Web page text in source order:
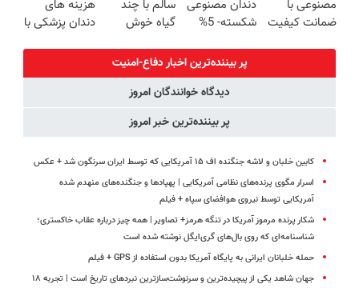
انقلاب
مصنوعی با
ضمانت کیفیت
دندان مصنوعی
شکسته- 5%
سالم با چند
گیاه خوش
هزینه های
دندان پزشکی با
پر بیننده‌ترین اخبار دفاع-امنیت
دیدگاه خوانندگان امروز
پر بیننده‌ترین خبر امروز
کابین خلبان و لاشه جنگنده اف ۱۵ آمریکایی که توسط ایران سرنگون شد + عکس
اسرار مگوی پرنده‌های نظامی آمریکایی | پهپادها و جنگنده‌های منهدم شده
آمریکایی توسط نیروی هوافضای سپاه + فیلم
شکار پرنده مرموز آمریکا در تنگه هرمز+ تصاویر | همه چیز درباره عقاب خاکستری؛
شناسنامه‌ای که روی بال‌های گری‌ایگل نوشته شده است
حمله خلبانان ایرانی به پایگاه آمریکا بدون استفاده از GPS + فیلم
جهان شاهد یکی از پیچیده‌ترین و سرنوشت‌سازترین نبردهای تاریخ است | تجربه ۱۸